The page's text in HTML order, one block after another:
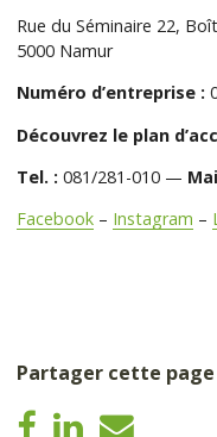
Rue du Séminaire 22,
5000 Namur
Numéro d’entreprise :
Découvrez le plan
Tel. : 081/281-010 —
Facebook – Instagram –
Partager cette page